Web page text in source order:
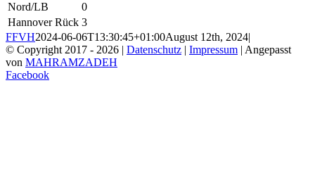
Nord/LB
0
Hannover Rück 3
FFVH2024-06-06T13:30:45+01:00August 12th, 2024|
© Copyright 2017 - 2026 | Datenschutz | Impressum | Angepasst
von MAHRAMZADEH
Facebook